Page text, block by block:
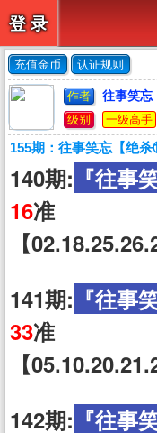
登 录
充值金币 认证规则
作者 往事笑忘
级别
一级高手
155期：往事笑忘【绝
140期: 『往事
16准
【
141期: 『往事
33准
【
142期: 『往事